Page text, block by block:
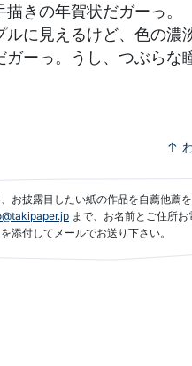
描きの年賀状だガーっ。
ルに見えるけど、色の濃
ガーっ。うし、つぶらな
↑
お披露目したい紙の作品を自薦他薦
まで、お名前とご住所
添付してメールでお送り下さい。